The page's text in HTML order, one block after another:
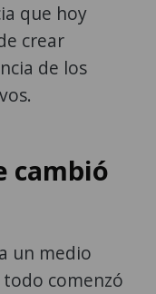
que hoy
crear
de los
cambió
un medio
comenzó